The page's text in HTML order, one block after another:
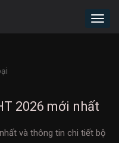
2026 mới nhất
và thông tin chi tiết bộ